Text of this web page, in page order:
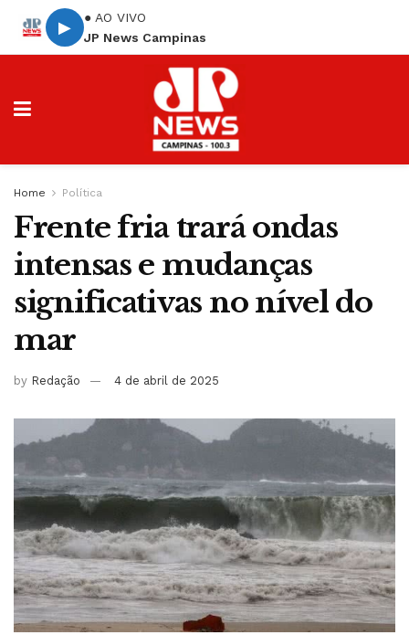
▶
● AO VIVO
JP News Campinas
Home Política
Frente fria trará ondas
intensas e mudanças
significativas no nível do
mar
by Redação 4 de abril de 2025